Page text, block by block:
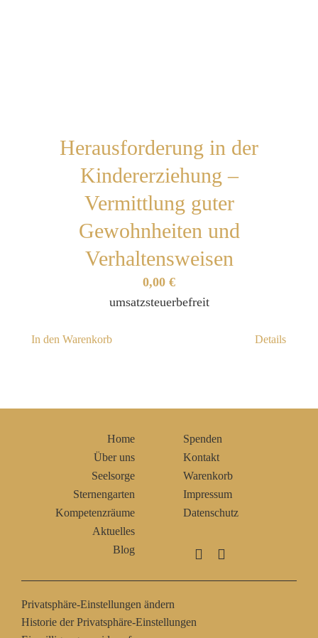
Herausforderung in der
Kindererziehung –
Vermittlung guter
Gewohnheiten und
Verhaltensweisen
0,00 €
umsatzsteuerbefreit
In den Warenkorb Details
Home
Über uns
Seelsorge
Sternengarten
Kompetenzräume
Aktuelles
Blog
Spenden
Kontakt
Warenkorb
Impressum
Datenschutz
Privatsphäre-Einstellungen ändern
Historie der Privatsphäre-Einstellungen